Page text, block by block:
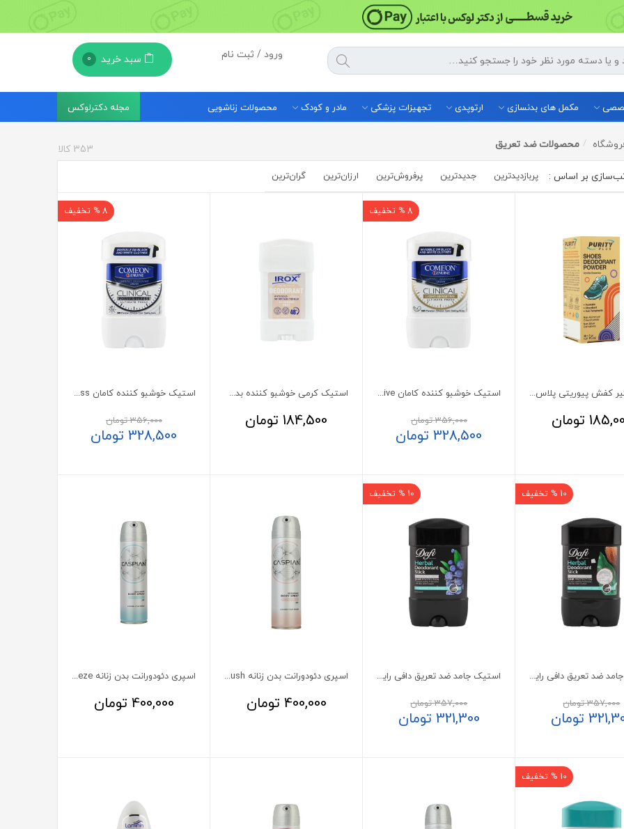
ورود / ثبت نام سبد خرید 0
مکمل های بدنسازی ارتوپدی تجهیزات پزشکی مادر و کودک محصولات زناشویی مجله دکترلوکس
محصولات ضد تعریق 353 کالا
پربازدیدترین جدیدترین پرفروش‌ترین‌ ارزان‌ترین گران‌ترین
پودر بوگیر کفش پیوریتی پلاس مدل وانیلا 30 گرم
تومان
8 % تخفیف
استیک خوشبو کننده کامان Light Sensitive
356,000تومان
328,500تومان
استیک کرمی خوشبو کننده بدن وایت کلود ایروکس
184,500 تومان
8 % تخفیف
استیک خوشبو کننده کامان Power Stress
356,000تومان
328,500تومان
10 % تخفیف
استیک جامد ضد تعریق دافی رایحه نارگیل
357,000تومان
تومان
10 % تخفیف
استیک جامد ضد تعریق دافی رایحه بلوبری
357,000تومان
321,300 تومان
اسپری دئودورانت بدن زنانه Pink Blush کاسپین 150 میلی لیتر
400,000 تومان
اسپری دئودورانت بدن زنانه Summer Breeze کاسپین 150 میلی لیتر
400,000 تومان
10 % تخفیف